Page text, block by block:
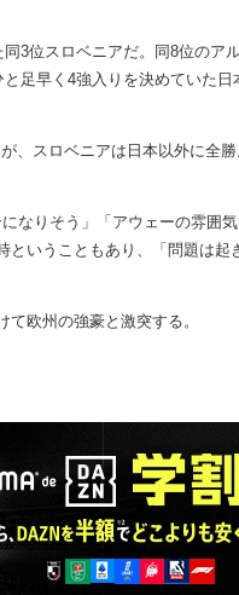
位スロベニアだ。同8位のア
足早く4強入りを決めていた
スロベニアは日本以外に全
りそう」「アウェーの雰囲
ということもあり、「問題は
欧州の強豪と激突する。